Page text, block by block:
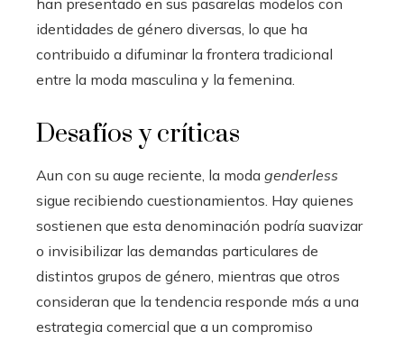
identidades de género diversas, lo que ha
contribuido a difuminar la frontera tradicional
entre la moda masculina y la femenina.
Desafíos y críticas
Aun con su auge reciente, la moda genderless
sigue recibiendo cuestionamientos. Hay quienes
sostienen que esta denominación podría suavizar
o invisibilizar las demandas particulares de
distintos grupos de género, mientras que otros
consideran que la tendencia responde más a una
estrategia comercial que a un compromiso